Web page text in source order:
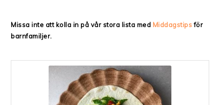
Missa inte att kolla in på vår stora lista med Middagstipsför
barnfamiljer.